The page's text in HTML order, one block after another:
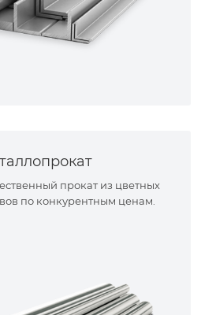
прокат из цветных
по конкурентным ценам.